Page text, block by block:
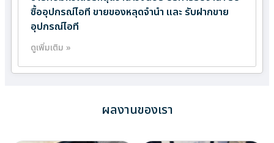
ซื้ออุปกรณ์ไอที ขายของหลุดจำนำ และ รับฝากขาย
อุปกรณ์ไอที
ดูเพิ่มเติม »
ผลงานของเรา